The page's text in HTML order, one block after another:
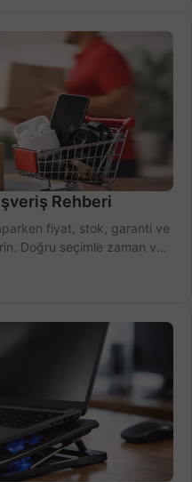
Rehberi
fiyat, stok, garanti ve
Doğru seçimle zaman ve